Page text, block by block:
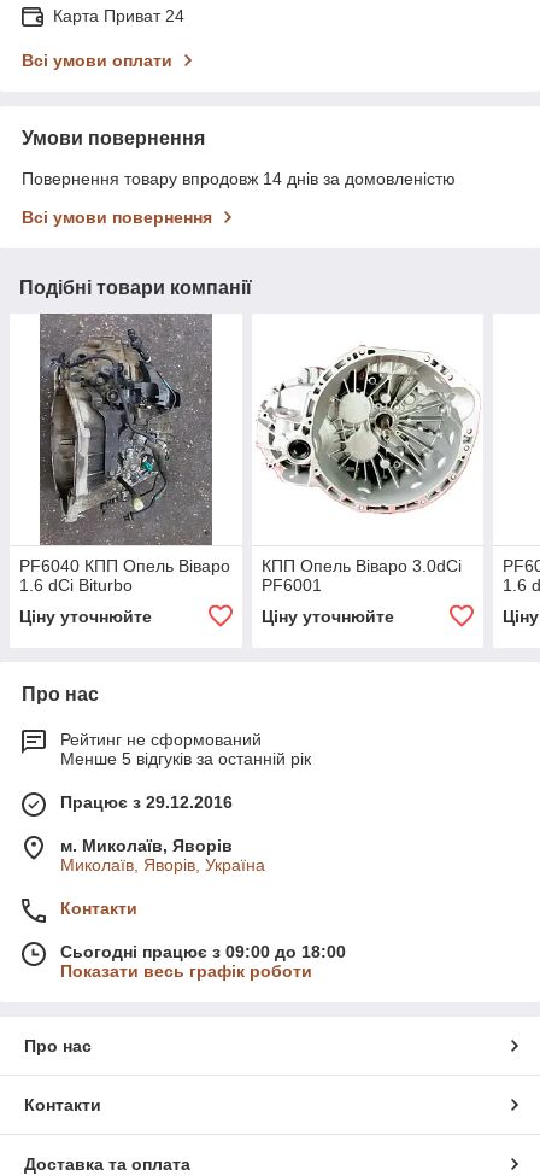
Карта Приват 24
Всі умови оплати
Умови повернення
Повернення товару впродовж 14 днів за домовленістю
Всі умови повернення
Подібні товари компанії
PF6040 КПП Опель Віваро
1.6 dCi Biturbo
Ціну уточнюйте
КПП Опель Віваро 3.0dCi
PF6001
Ціну уточнюйте
1.6
Про нас
Рейтинг не сформований
Менше 5 відгуків за останній рік
Працює з 29.12.2016
м. Миколаїв, Яворів
Миколаїв, Яворів, Україна
Контакти
Сьогодні працює з 09:00 до 18:00
Показати весь графік роботи
Про нас
Контакти
Доставка та оплата